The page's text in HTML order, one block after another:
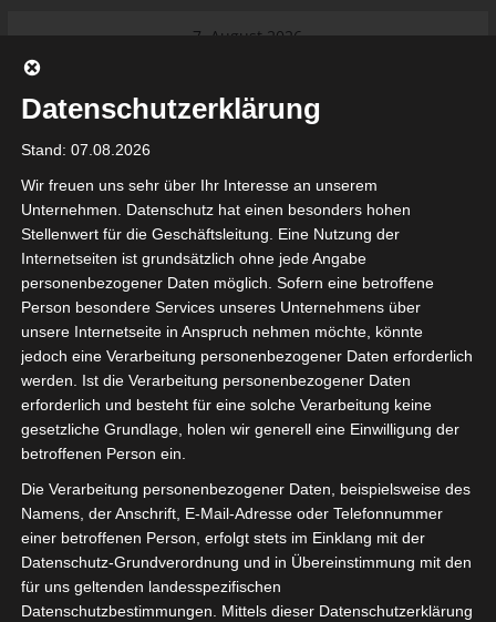
7. August 2026
lehnt Eilverfahren ab – AS Soliman
steuert auf die Ligue 2 zu
2026 (Update)
El Gawafel Sportives de Gafsa
(EGSG) kündigt Rückzug aus der
Meisterschaft an
Ligue 1 Pro: Spielplan der ersten 15
Spieltage der Saison 2026/2027
Ligue 2 Pro Tunesien 2026/2027 –
Saison beginnt am am 19./20.
September 2026
tunesienfussball.de
Tunesien Ligafußball
Datenschutzerklärung
Stand: 07.08.2026
Wir freuen uns sehr über Ihr Interesse an unserem
Unternehmen. Datenschutz hat einen besonders hohen
Stellenwert für die Geschäftsleitung. Eine Nutzung der
Internetseiten ist grundsätzlich ohne jede Angabe
personenbezogener Daten möglich. Sofern eine betroffene
Person besondere Services unseres Unternehmens über
unsere Internetseite in Anspruch nehmen möchte, könnte
jedoch eine Verarbeitung personenbezogener Daten erforderlich
werden. Ist die Verarbeitung personenbezogener Daten
erforderlich und besteht für eine solche Verarbeitung keine
gesetzliche Grundlage, holen wir generell eine Einwilligung der
betroffenen Person ein.
Die Verarbeitung personenbezogener Daten, beispielsweise des
Namens, der Anschrift, E-Mail-Adresse oder Telefonnummer
einer betroffenen Person, erfolgt stets im Einklang mit der
Datenschutz-Grundverordnung und in Übereinstimmung mit den
für uns geltenden landesspezifischen
Datenschutzbestimmungen. Mittels dieser Datenschutzerklärung